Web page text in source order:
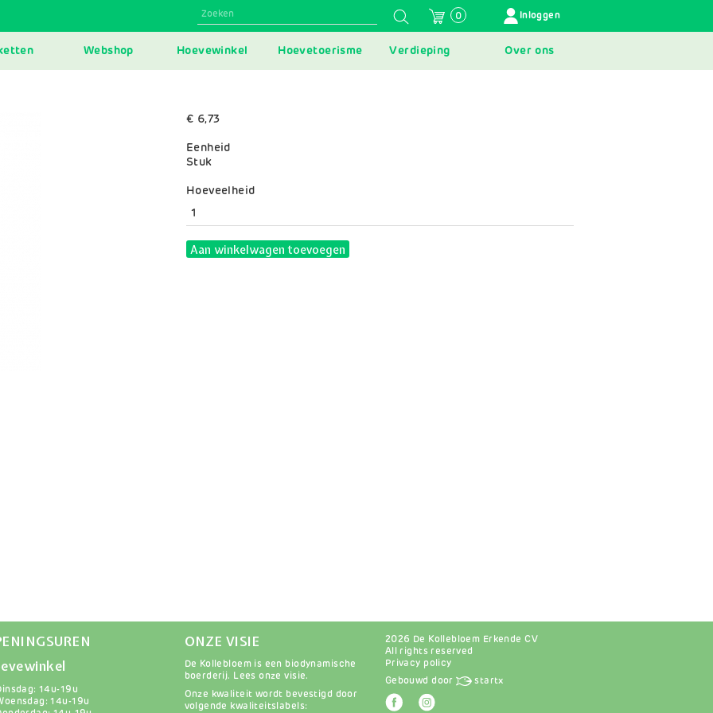
0 GEBRUIKERSMENU
Inloggen
Webshop Hoevewinkel Hoevetoerisme Verdieping Over ons
€ 6,73
Eenheid
Stuk
Variaties
Hoeveelheid
Aan winkelwagen toevoegen
14u-19u
14u-19u
ONZE VISIE
De Kollebloem is een biodynamische
boerderij. Lees onze visie.
Onze kwaliteit wordt bevestigd door
volgende kwaliteitslabels:
2026 De Kollebloem Erkende CV
All rights reserved
Privacy policy
Gebouwd door startx
AfbeeldingAfbeelding